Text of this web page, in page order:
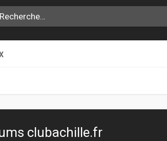
clubachille.fr